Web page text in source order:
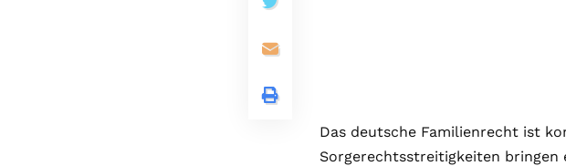
Das deutsche Familienrecht ist
Sorgerechtsstreitigkeiten